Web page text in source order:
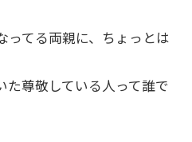
ってる両親に、ちょっとは
た尊敬している人って誰で